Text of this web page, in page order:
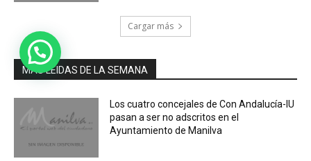
Cargar más
MÁS LEIDAS DE LA SEMANA
Los cuatro concejales de Con Andalucía-IU
pasan a ser no adscritos en el
Ayuntamiento de Manilva